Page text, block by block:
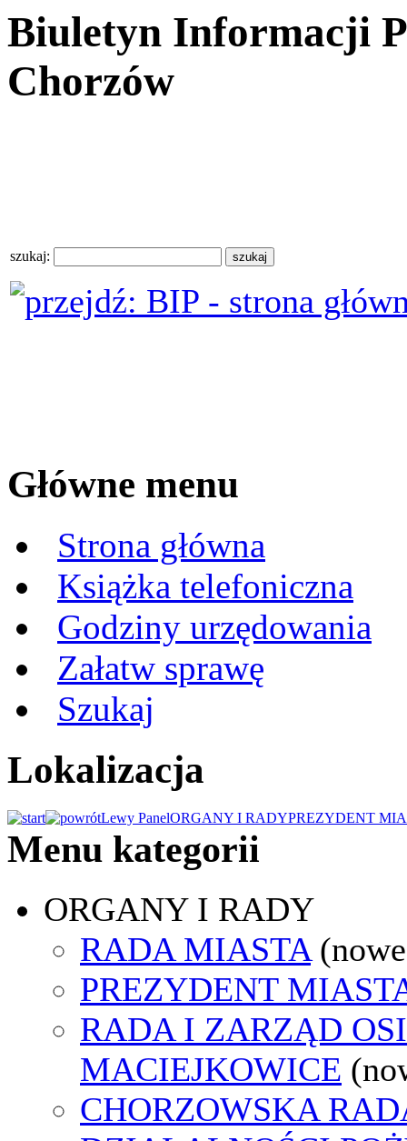
Biuletyn Informacji
Chorzów
szukaj:
Główne menu
Strona główna
Książka telefoniczna
Godziny urzędowania
Załatw sprawę
Szukaj
Lokalizacja
Lewy PanelORGANY I RADYPREZYDENT
Menu kategorii
ORGANY I RADY
RADA MIASTA
PREZYDENT
RADA I ZARZĄD
MACIEJKOWICE
CHORZOWSKA